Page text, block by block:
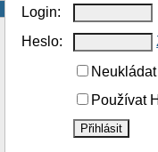
Login:
Heslo:
Používat